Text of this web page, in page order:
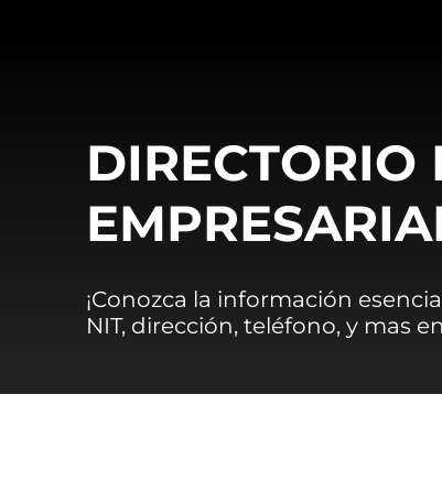
DIRECTORIO
¡Conozca la información
NIT, dirección, teléfono, y mas